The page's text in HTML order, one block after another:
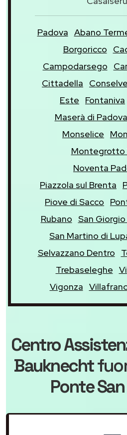
Padova Abano
Borgoricco
Campodarsego
Cittadella
Conselve
Este
Fontaniva
Maserà di Padova
Monselice
Montegrotto
Noventa
Piazzola sul Brenta
Piove di Sacco
Rubano San
San Martino di
Selvazzano Dentro
Trebaseleghe
Vigonza
Centro
Bauknecht
Ponte